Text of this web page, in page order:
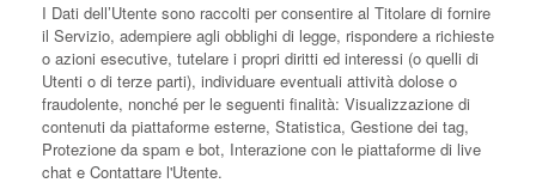
I Dati dell’Utente sono raccolti per consentire al Titolare di fornire
il Servizio, adempiere agli obblighi di legge, rispondere a richieste
o azioni esecutive, tutelare i propri diritti ed interessi (o quelli di
Utenti o di terze parti), individuare eventuali attività dolose o
fraudolente, nonché per le seguenti finalità: Visualizzazione di
contenuti da piattaforme esterne, Statistica, Gestione dei tag,
Protezione da spam e bot, Interazione con le piattaforme di live
chat e Contattare l'Utente.